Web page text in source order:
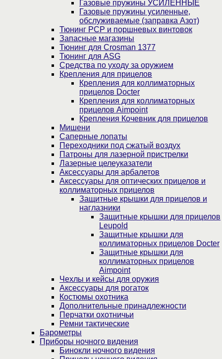
Газовые пружины УСИЛЕННЫЕ
Газовые пружины усиленные,
обслуживаемые (заправка Азот)
Тюнинг PCP и поршневых винтовок
Запасные магазины
Тюнинг для Crosman 1377
Тюнинг для ASG
Средства по уходу за оружием
Крепления для прицелов
Крепления для коллиматорных
прицелов Docter
Крепления для коллиматорных
прицелов Aimpoint
Крепления Кочевник для прицелов
Мишени
Саперные лопаты
Переходники под сжатый воздух
Патроны для лазерной пристрелки
Лазерные целеуказатели
Аксессуары для арбалетов
Аксессуары для оптических прицелов и
коллиматорных прицелов
Защитные крышки для прицелов и
наглазники
Защитные крышки для прицелов
Leupold
Защитные крышки для
коллиматорных прицелов Docter
Защитные крышки для
коллиматорных прицелов
Aimpoint
Чехлы и кейсы для оружия
Аксессуары для рогаток
Костюмы охотника
Дополнительные принадлежности
Перчатки охотничьи
Ремни тактические
Барометры
Приборы ночного видения
Бинокли ночного видения